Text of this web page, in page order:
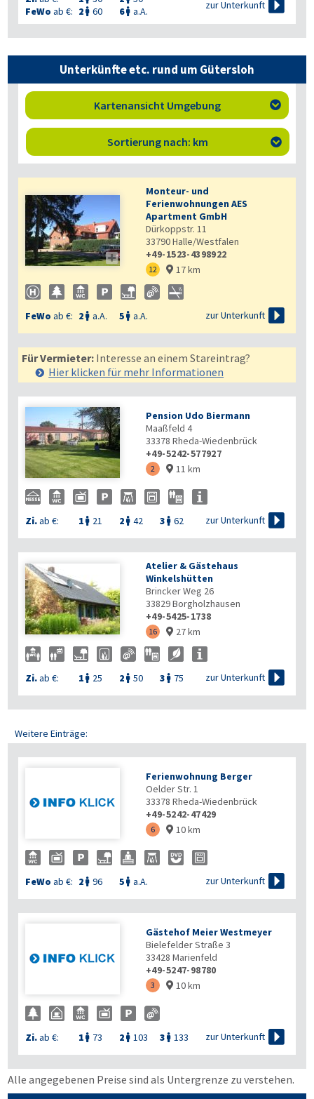
FeWo ab €: 2  60 6 a.A.
zur Unterkunft 
Unterkünfte etc. rund um Gütersloh
Kartenansicht Umgebung 
Sortierung nach: km 

Monteur- und
Ferienwohnungen AES
Apartment GmbH
Dürkoppstr. 11
33790Halle/Westfalen
+49-1523-4398922
12  17 km
FeWo ab €: 2  a.A. 5  a.A. zur Unterkunft 
Für Vermieter: Interesse an einem Stareintrag?
Hier klicken für mehr Informationen
Pension Udo Biermann
Maaßfeld 4
33378 Rheda-Wiedenbrück
+49-5242-577927
2  11 km
Zi.ab €: 1  21 2  42 3  62 zur Unterkunft 
Atelier & Gästehaus
Winkelshütten
Brincker Weg 26
33829Borgholzhausen
+49-5425-1738
16  27 km
Zi.ab €: 1  25 2  50 3  75 zur Unterkunft 
Weitere Einträge:
Ferienwohnung Berger
Oelder Str. 1
33378 Rheda-Wiedenbrück
+49-5242-47429
6  10 km
FeWo ab €: 2  96 5  a.A. zur Unterkunft 
Gästehof Meier Westmeyer
Bielefelder Straße 3
33428 Marienfeld
+49-5247-98780
3  10 km
Zi.ab €: 1  73 2  103 3  133 zur Unterkunft 
Alle angegebenen Preise sind als Untergrenze zu verstehen.